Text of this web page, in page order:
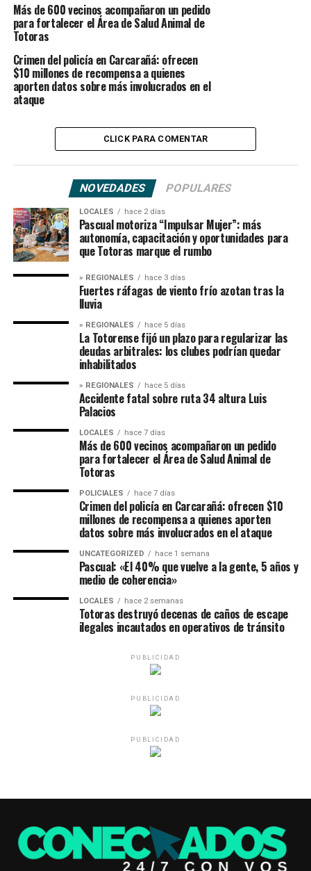
Más de 600 vecinos acompañaron un pedido
para fortalecer el Área de Salud Animal de
Totoras
Crimen del policía en Carcarañá: ofrecen
$10 millones de recompensa a quienes
aporten datos sobre más involucrados en el
ataque
CLICK PARA COMENTAR
NOVEDADES POPULARES
LOCALES hace 2 días
Pascual motoriza “Impulsar Mujer”: más
autonomía, capacitación y oportunidades para
que Totoras marque el rumbo
» REGIONALES hace 3 días
Fuertes ráfagas de viento frío azotan tras la
lluvia
» REGIONALES hace 5 días
La Totorense fijó un plazo para regularizar las
deudas arbitrales: los clubes podrían quedar
inhabilitados
» REGIONALES hace 5 días
Accidente fatal sobre ruta 34 altura Luis
Palacios
LOCALES hace 7 días
Más de 600 vecinos acompañaron un pedido
para fortalecer el Área de Salud Animal de
Totoras
POLICIALES hace 7 días
Crimen del policía en Carcarañá: ofrecen $10
millones de recompensa a quienes aporten
datos sobre más involucrados en el ataque
UNCATEGORIZED hace 1 semana
Pascual: «El 40% que vuelve a la gente, 5 años y
medio de coherencia»
LOCALES hace 2 semanas
Totoras destruyó decenas de caños de escape
ilegales incautados en operativos de tránsito
PUBLICIDAD
PUBLICIDAD
PUBLICIDAD